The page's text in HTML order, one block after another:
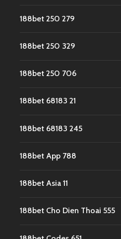
188bet 250 279
188bet 250 329
188bet 250 706
188bet 68183 21
188bet 68183 245
188bet App 788
188bet Asia 11
188bet Cho Dien Thoai 555